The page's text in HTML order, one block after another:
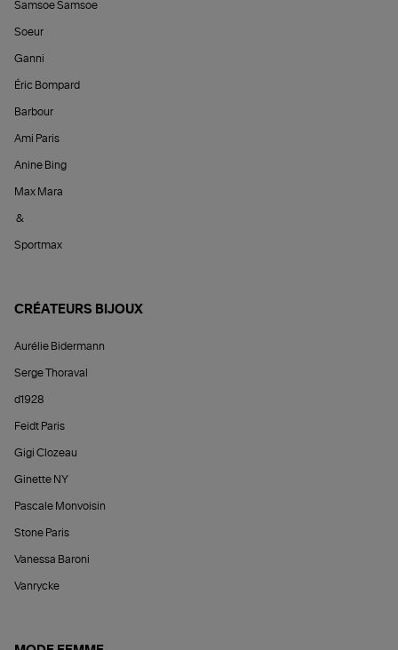
Samsoe Samsoe
Soeur
Ganni
Éric Bompard
Barbour
Ami Paris
Anine Bing
Max Mara
&
Sportmax
CRÉATEURS BIJOUX
Aurélie Bidermann
Serge Thoraval
d1928
Feidt Paris
Gigi Clozeau
Ginette NY
Pascale Monvoisin
Stone Paris
Vanessa Baroni
Vanrycke